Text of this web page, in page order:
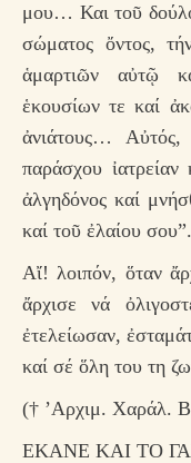
μου… Και τοῦ
σώματος ὄντος,
ἁμαρτιῶν αὐτῷ
ἑκουσίων τε καί
ἀνιάτους…
παράσχου
ἀλγηδόνος καί
καί τοῦ ἐλαίου σου”.
Αἴ! λοιπόν, ὅταν
ἄρχισε νά
ἐτελείωσαν,
καί σέ ὅλη του τη
(† ’Αρχιμ. Χαράλ.
ΕΚΑΝΕ ΚΑΙ ΤΟ